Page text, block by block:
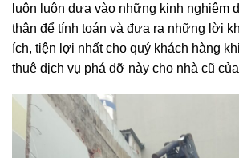
luôn luôn dựa vào những kinh nghiệm
thân để tính toán và đưa ra những lời
ích, tiện lợi nhất cho quý khách hàng
thuê dịch vụ phá dỡ này cho nhà cũ